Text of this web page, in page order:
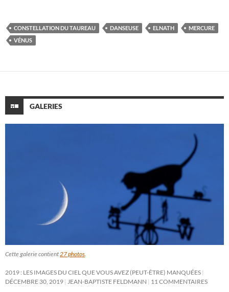
CONSTELLATION DU TAUREAU DANSEUSE ELNATH
MERCURE
VÉNUS
GALERIES
Cette galerie contient 27 photos
2019 : LES IMAGES DU CIEL QUE VOUS AVEZ (PEUT-ÊTRE) MANQUÉES
DÉCEMBRE 30, 2019
JEAN-BAPTISTE FELDMANN 11 COMMENTAIRES